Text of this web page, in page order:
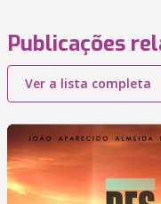
Publicações
Ver a lista completa